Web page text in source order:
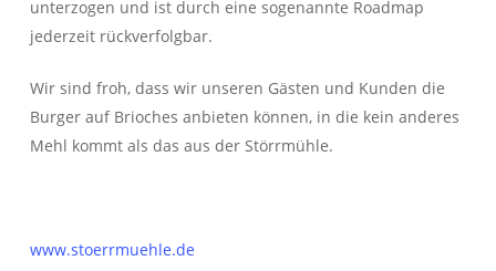
unterzogen und ist durch eine sogenannte Roadmap
jederzeit rückverfolgbar.
Wir sind froh, dass wir unseren Gästen und Kunden die
Burger auf Brioches anbieten können, in die kein anderes
Mehl kommt als das aus der Störrmühle.
www.stoerrmuehle.de